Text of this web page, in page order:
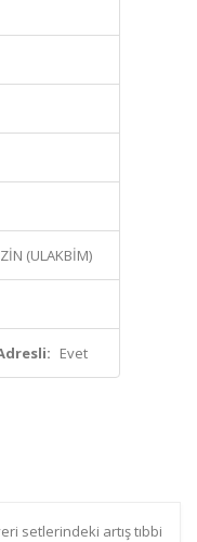
(ULAKBİM)
Evet
setlerindeki artış tıbbi